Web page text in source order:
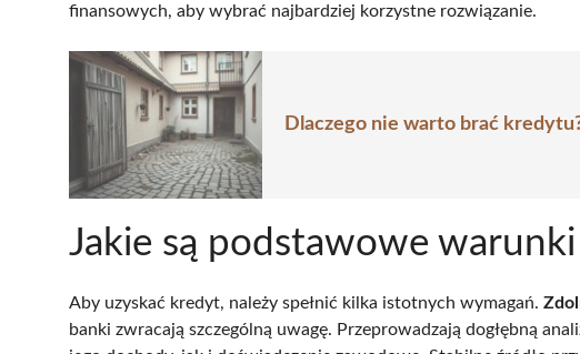
finansowych, aby wybrać najbardziej korzystne rozwiązanie.
Dlaczego nie warto brać
Jakie są podstawowe
Aby uzyskać kredyt, należy spełnić kilka istotnych wymagań.
banki zwracają szczególną uwagę. Przeprowadzają dogłębną